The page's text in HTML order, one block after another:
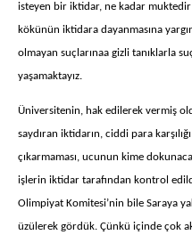
isteyen bir iktidar, ne kadar muktedir
kökünün iktidara dayanmasına
olmayan suçlarınaa gizli tanıklarla
yaşamaktayız.
Üniversitenin, hak edilerek vermiş
saydıran iktidarın, ciddi para
çıkarmaması, ucunun kime
işlerin iktidar tarafından kontrol
Olimpiyat Komitesi’nin bile Saraya
üzülerek gördük. Çünkü içinde çok